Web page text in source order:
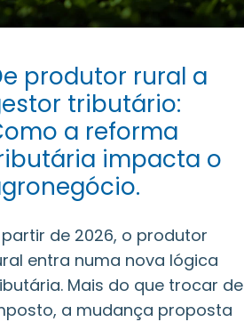
produtor rural a
tributário:
a reforma
impacta o
de 2026, o produtor
entra numa nova lógica
Mais do que trocar de
a mudança proposta